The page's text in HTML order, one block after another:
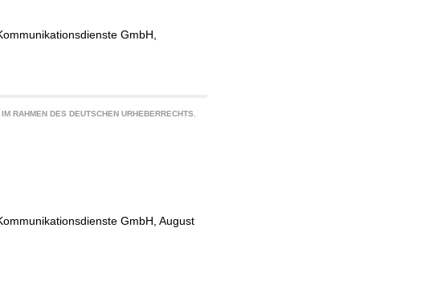
GmbH,
RAHMEN DES DEUTSCHEN URHEBERRECHTS.
GmbH, August